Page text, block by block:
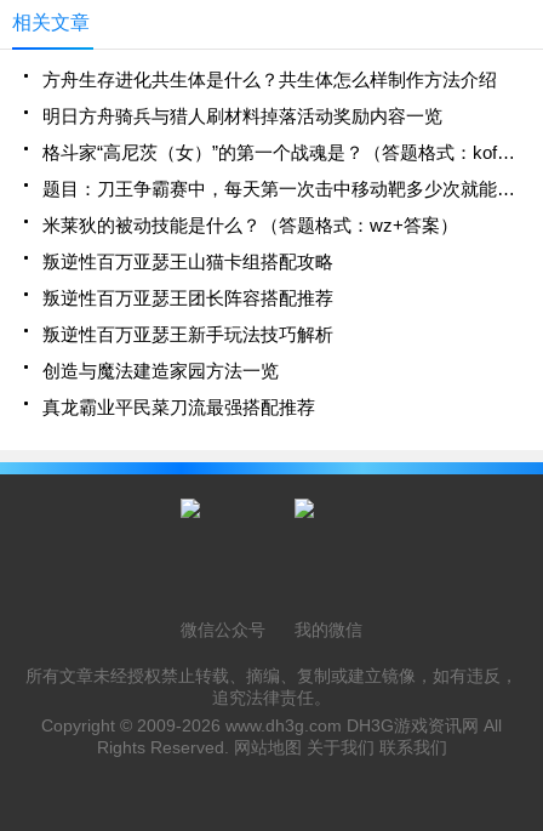
相关文章
方舟生存进化共生体是什么？共生体怎么样制作方法介绍
明日方舟骑兵与猎人刷材料掉落活动奖励内容一览
格斗家“高尼茨（女）”的第一个战魂是？（答题格式：kof+答案）
题目：刀王争霸赛中，每天第一次击中移动靶多少次就能获得当日奖励？（答题格式：cf+答案）
米莱狄的被动技能是什么？（答题格式：wz+答案）
叛逆性百万亚瑟王山猫卡组搭配攻略
叛逆性百万亚瑟王团长阵容搭配推荐
叛逆性百万亚瑟王新手玩法技巧解析
创造与魔法建造家园方法一览
真龙霸业平民菜刀流最强搭配推荐
微信公众号 我的微信
所有文章未经授权禁止转载、摘编、复制或建立镜像，如有违反，
追究法律责任。
Copyright © 2009-2026 www.dh3g.com DH3G游戏资讯网 All
Rights Reserved.
网站地图 关于我们 联系我们